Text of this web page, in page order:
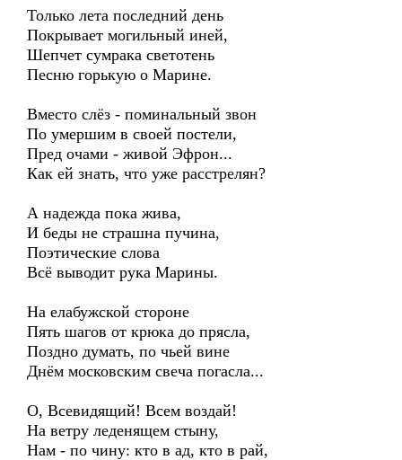
Только лета последний день
Покрывает могильный иней,
Шепчет сумрака светотень
Песню горькую о Марине.
Вместо слёз - поминальный звон
По умершим в своей постели,
Пред очами - живой Эфрон...
Как ей знать, что уже расстрелян?
А надежда пока жива,
И беды не страшна пучина,
Поэтические слова
Всё выводит рука Марины.
На елабужской стороне
Пять шагов от крюка до прясла,
Поздно думать, по чьей вине
Днём московским свеча погасла...
О, Всевидящий! Всем воздай!
На ветру леденящем стыну,
Нам - по чину: кто в ад, кто в рай,